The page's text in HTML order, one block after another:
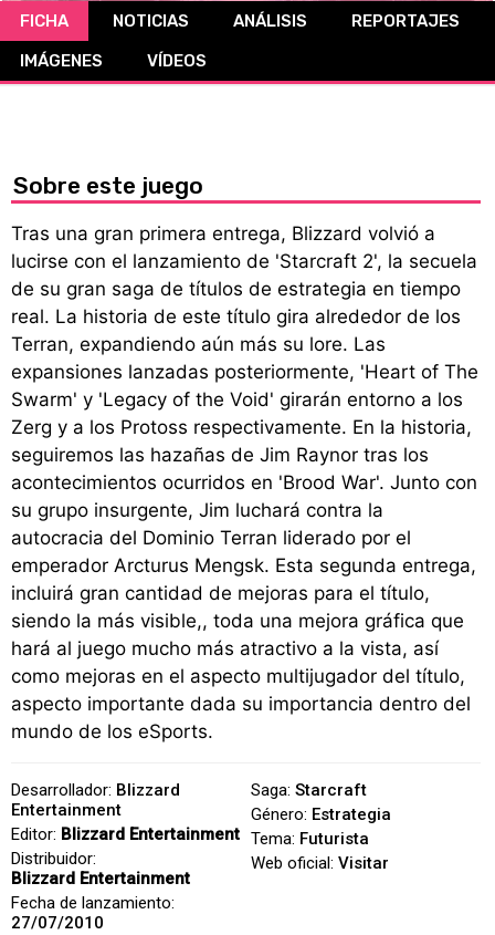
CÓMICS
FICHA NOTICIAS ANÁLISIS
REPORTAJES
IMÁGENES
VÍDEOS
Sobre este juego
Tras una gran primera entrega, Blizzard volvió a
lucirse con el lanzamiento de 'Starcraft 2', la secuela
de su gran saga de títulos de estrategia en tiempo
real. La historia de este título gira alrededor de los
Terran, expandiendo aún más su lore. Las
expansiones lanzadas posteriormente, 'Heart of The
Swarm' y 'Legacy of the Void' girarán entorno a los
Zerg y a los Protoss respectivamente. En la historia,
seguiremos las hazañas de Jim Raynor tras los
acontecimientos ocurridos en 'Brood War'. Junto con
su grupo insurgente, Jim luchará contra la
autocracia del Dominio Terran liderado por el
emperador Arcturus Mengsk. Esta segunda entrega,
incluirá gran cantidad de mejoras para el título,
siendo la más visible,, toda una mejora gráfica que
hará al juego mucho más atractivo a la vista, así
como mejoras en el aspecto multijugador del título,
aspecto importante dada su importancia dentro del
mundo de los eSports.
Desarrollador: Blizzard
Entertainment
Editor: Blizzard Entertainment
Distribuidor:
Blizzard Entertainment
Fecha de lanzamiento:
27/07/2010
Saga: Starcraft
Género: Estrategia
Tema: Futurista
Web oficial: Visitar